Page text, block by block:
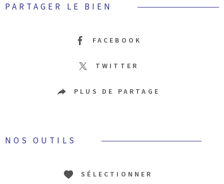
PARTAGER LE BIEN
FACEBOOK
TWITTER
PLUS DE PARTAGE
NOS OUTILS
SÉLECTIONNER